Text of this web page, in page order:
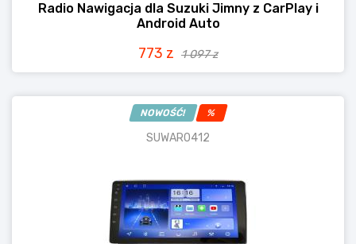
Radio Nawigacja dla Suzuki Jimny z CarPlay i
Android Auto
773 z 1 097 z
NOWOŚĆ! %
SUWAR0412